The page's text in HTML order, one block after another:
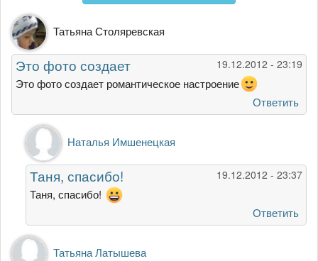
Татьяна Столяревская
19.12.2012 - 23:19
Это фото создает
Это фото создает романтическое настроение
Ответить
Ответ
на
Это
фото
создает
Татьяна
Столяревская
Наталья Имшенецкая
19.12.2012 - 23:37
Таня, спасибо!
Таня, спасибо!
Ответить
Татьяна Латышева